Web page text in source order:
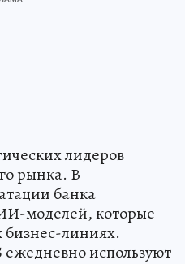
лидеров
рынка. В
банка
моделей, которые
бизнес-линиях.
используют